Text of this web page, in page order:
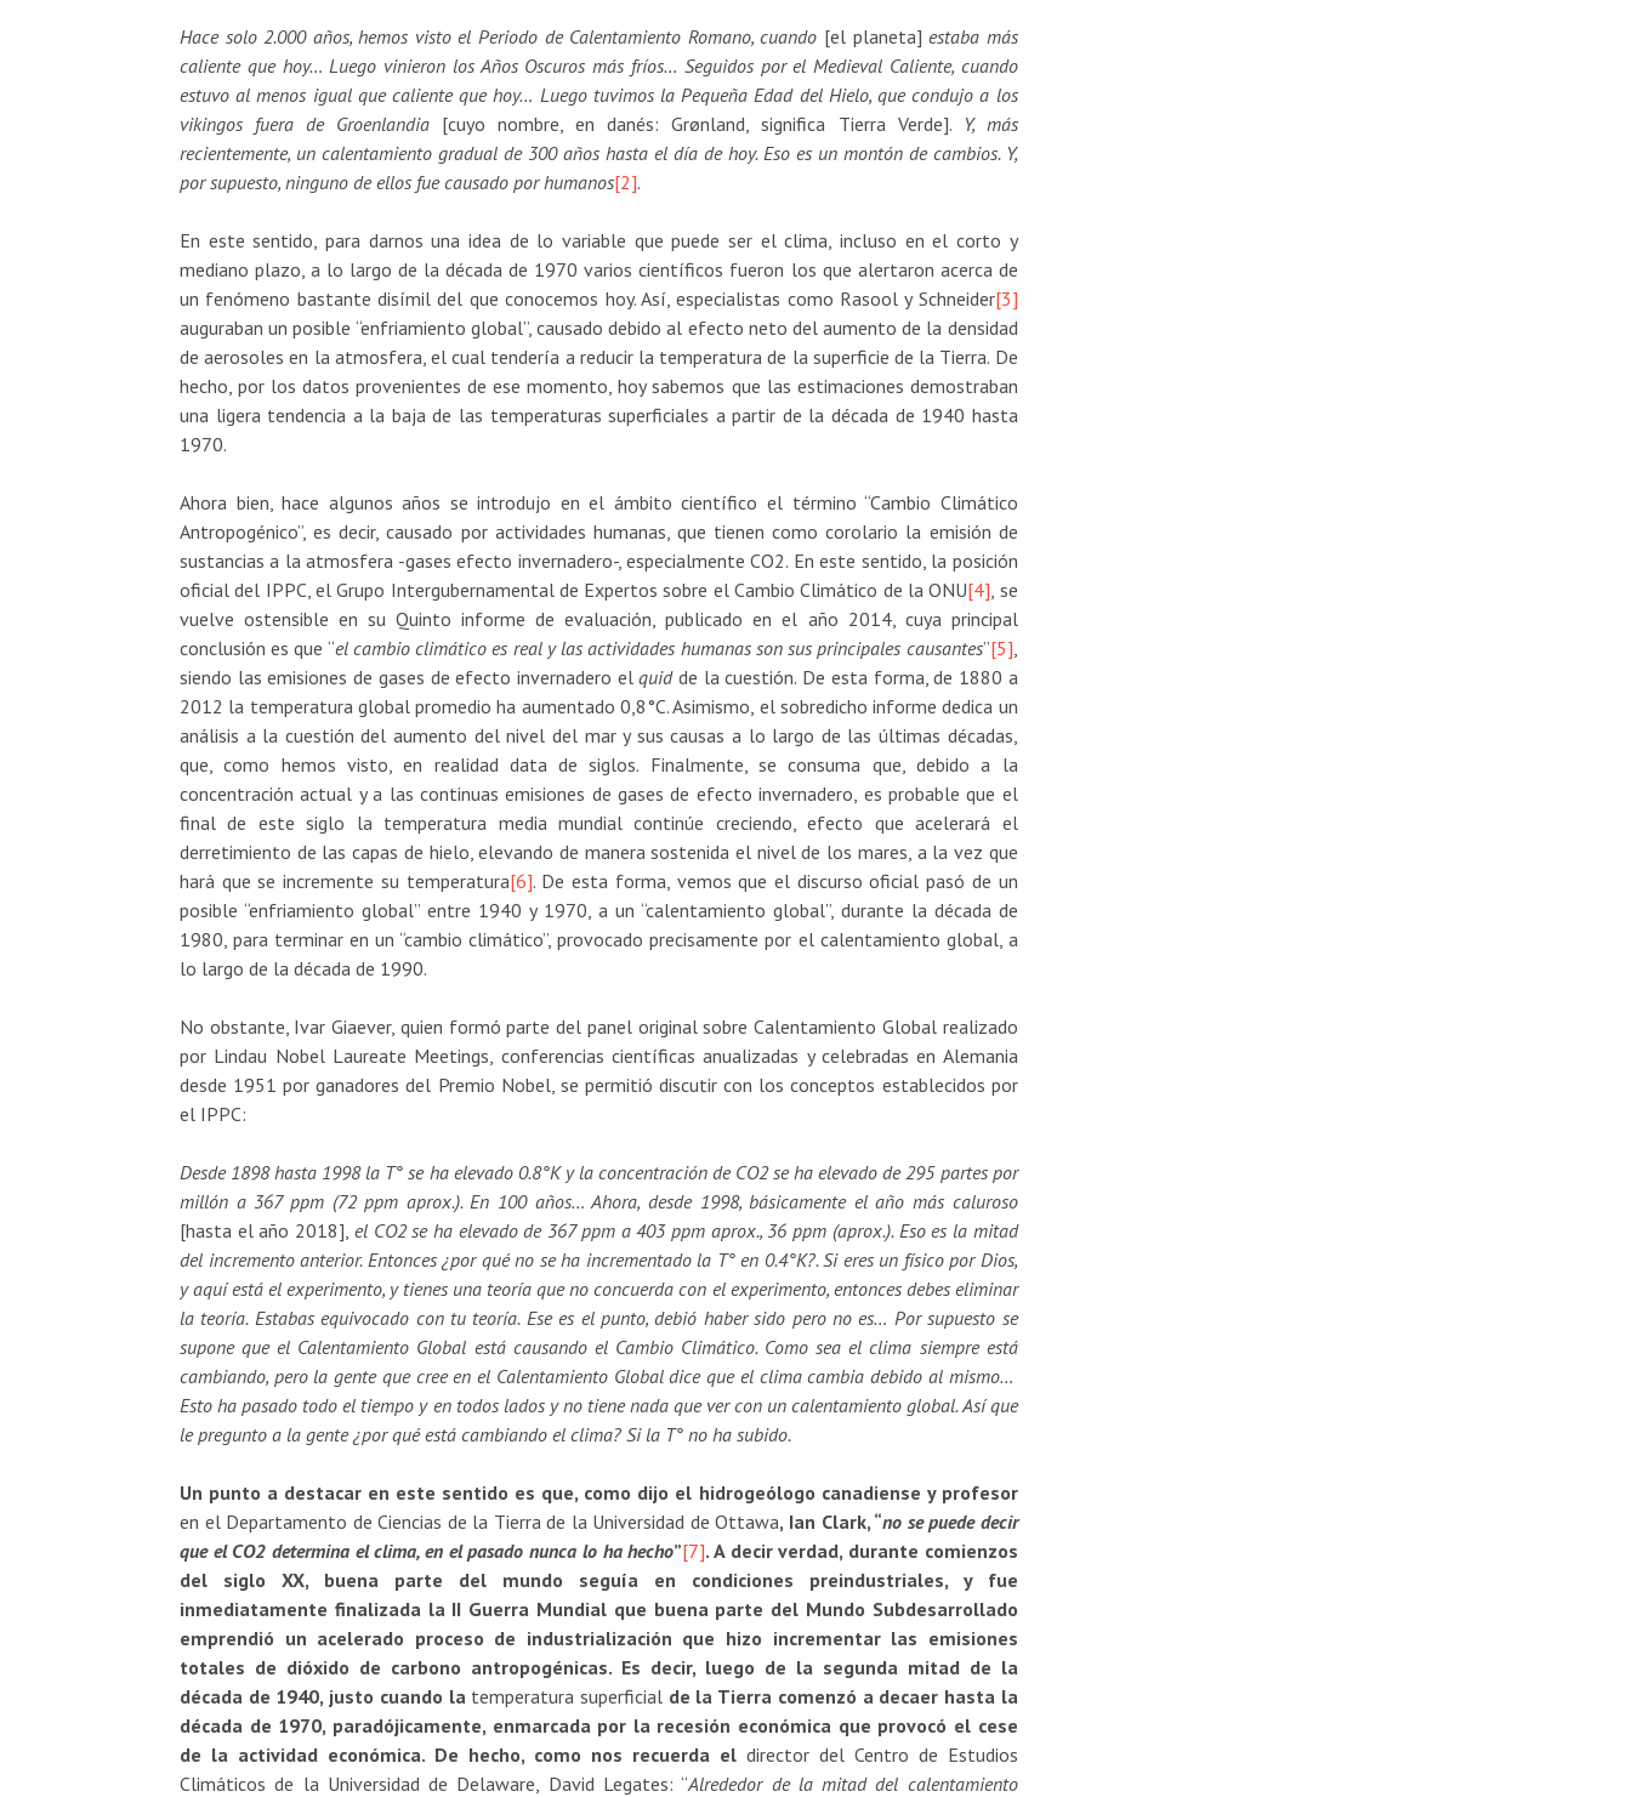
Hace solo 2.000 años, hemos visto el Periodo de Calentamiento Romano, cuando [el planeta] estaba más
caliente que hoy… Luego vinieron los Años Oscuros más fríos… Seguidos por el Medieval Caliente, cuando
estuvo al menos igual que caliente que hoy… Luego tuvimos la Pequeña Edad del Hielo, que condujo a los
vikingos fuera de Groenlandia [cuyo nombre, en danés: Grønland, significa Tierra Verde]. Y, más
recientemente, un calentamiento gradual de 300 años hasta el día de hoy. Eso es un montón de cambios. Y,
por supuesto, ninguno de ellos fue causado por humanos[2].
En este sentido, para darnos una idea de lo variable que puede ser el clima, incluso en el corto y
mediano plazo, a lo largo de la década de 1970 varios científicos fueron los que alertaron acerca de
un fenómeno bastante disímil del que conocemos hoy. Así, especialistas como Rasool y Schneider[3]
auguraban un posible “enfriamiento global”, causado debido al efecto neto del aumento de la densidad
de aerosoles en la atmosfera, el cual tendería a reducir la temperatura de la superficie de la Tierra. De
hecho, por los datos provenientes de ese momento, hoy sabemos que las estimaciones demostraban
una ligera tendencia a la baja de las temperaturas superficiales a partir de la década de 1940 hasta
1970.
Ahora bien, hace algunos años se introdujo en el ámbito científico el término “Cambio Climático
Antropogénico”, es decir, causado por actividades humanas, que tienen como corolario la emisión de
sustancias a la atmosfera -gases efecto invernadero-, especialmente CO2. En este sentido, la posición
oficial del IPPC, el Grupo Intergubernamental de Expertos sobre el Cambio Climático de la ONU[4] , se
vuelve ostensible en su Quinto informe de evaluación, publicado en el año 2014, cuya principal
conclusión es que “el cambio climático es real y las actividades humanas son sus principales causantes”[5]
siendo las emisiones de gases de efecto invernadero elquidde la cuestión. De esta forma, de 1880 a
2012 la temperatura global promedio ha aumentado 0,8°C. Asimismo, el sobredicho informe dedica un
análisis a la cuestión del aumento del nivel del mar y sus causas a lo largo de las últimas décadas,
que, como hemos visto, en realidad data de siglos. Finalmente, se consuma que, debido a la
concentración actual y a las continuas emisiones de gases de efecto invernadero, es probable que el
final de este siglo la temperatura media mundial continúe creciendo, efecto que acelerará el
derretimiento de las capas de hielo, elevando de manera sostenida el nivel de los mares, a la vez que
hará que se incremente su temperatura[6]. De esta forma, vemos que el discurso oficial pasó de un
posible “enfriamiento global” entre 1940 y 1970, a un “calentamiento global”, durante la década de
1980, para terminar en un “cambio climático”, provocado precisamente por el calentamiento global, a
lo largo de la década de 1990.
No obstante, Ivar Giaever, quien formó parte del panel original sobre Calentamiento Global realizado
por Lindau Nobel Laureate Meetings, conferencias científicas anualizadas y celebradas en Alemania
desde 1951 por ganadores del Premio Nobel, se permitió discutir con los conceptos establecidos por
el IPPC:
Desde 1898 hasta 1998 la T° se ha elevado 0.8°K y la concentración de CO2 se ha elevado de 295 partes por
millón a 367 ppm (72 ppm aprox.). En 100 años… Ahora, desde 1998, básicamente el año más caluroso
[hasta el año 2018], el CO2 se ha elevado de 367 ppm a 403 ppm aprox., 36 ppm (aprox.). Eso es la mitad
del incremento anterior. Entonces ¿por qué no se ha incrementado la T° en 0.4°K?. Si eres un físico por Dios,
y aquí está el experimento, y tienes una teoría que no concuerda con el experimento, entonces debes eliminar
la teoría. Estabas equivocado con tu teoría. Ese es el punto, debió haber sido pero no es… Por supuesto se
supone que el Calentamiento Global está causando el Cambio Climático. Como sea el clima siempre está
cambiando, pero la gente que cree en el Calentamiento Global dice que el clima cambia debido al mismo…
Esto ha pasado todo el tiempo y en todos lados y no tiene nada que ver con un calentamiento global. Así que
le pregunto a la gente ¿por qué está cambiando el clima? Si la T° no ha subido.
Un punto a destacar en este sentido es que, como dijo el hidrogeólogo canadiense y profesor
en el Departamento de Ciencias de la Tierra de la Universidad de Ottawa, Ian Clark, “no se puede decir
que el CO2 determina el clima, en el pasado nunca lo ha hecho”[7]. A decir verdad, durante comienzos
del siglo XX, buena parte del mundo seguía en condiciones preindustriales, y fue
inmediatamente finalizada la II Guerra Mundial que buena parte del Mundo Subdesarrollado
emprendió un acelerado proceso de industrialización que hizo incrementar las emisiones
totales de dióxido de carbono antropogénicas. Es decir, luego de la segunda mitad de la
década de 1940, justo cuando la temperatura superficial de la Tierra comenzó a decaer hasta la
década de 1970, paradójicamente, enmarcada por la recesión económica que provocó el cese
de la actividad económica. De hecho, como nos recuerda el director del Centro de Estudios
Climáticos de la Universidad de Delaware, David Legates: “Alrededor de la mitad del calentamiento